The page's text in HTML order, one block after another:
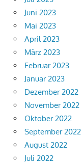
Juni 2023
Mai 2023
April 2023
März 2023
Februar 2023
Januar 2023
Dezember 2022
November 2022
Oktober 2022
September 2022
August 2022
Juli 2022